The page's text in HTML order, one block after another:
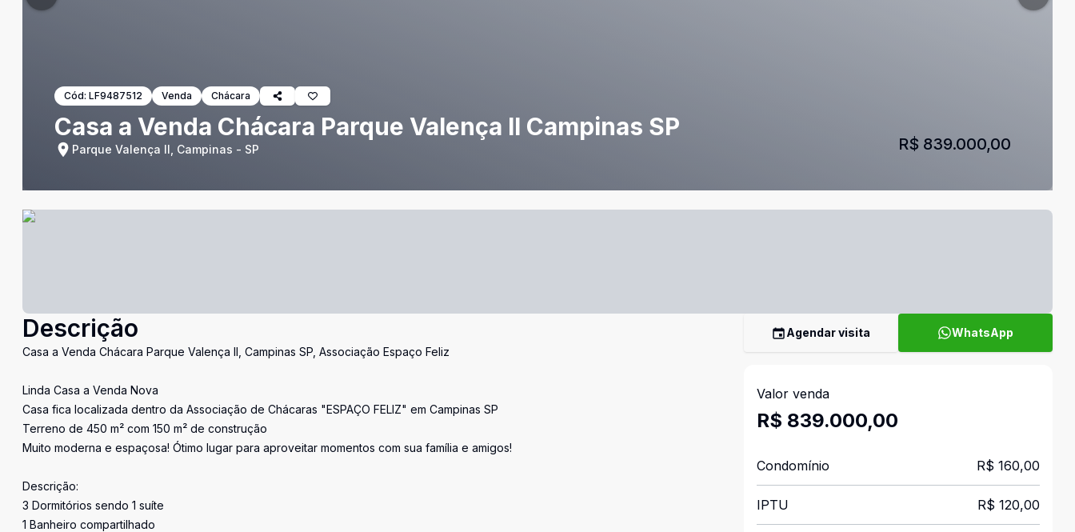
Cód: LF9487512 Venda Chácara
Casa a Venda Chácara Parque Valença II Campinas SP
Parque Valença II, Campinas - SP R$ 839.000,00
Descrição
Casa a Venda Chácara Parque Valença II, Campinas SP, Associação Espaço Feliz
Linda Casa a Venda Nova
Casa fica localizada dentro da Associação de Chácaras "ESPAÇO FELIZ" em Campinas SP
Terreno de 450 m² com 150 m² de construção
Muito moderna e espaçosa! Ótimo lugar para aproveitar momentos com sua família e amigos!
Descrição:
3 Dormitórios sendo 1 suíte
1 Banheiro compartilhado
Agendar visita WhatsApp
Valor venda
R$ 839.000,00
Condomínio R$ 160,00
IPTU R$ 120,00